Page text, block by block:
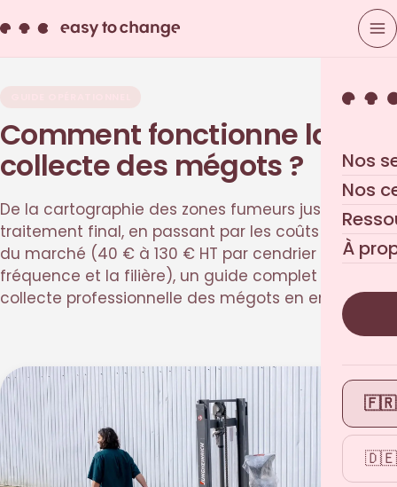
Nos
Nos
À
🇫🇷
🇩🇪
Comment fonctionne la
collecte des mégots ?
De la cartographie des zones fumeurs jusqu'au
traitement final, en passant par les coûts moyens
du marché (40 € à 130 € HT par cendrier selon la
fréquence et la filière), un guide complet sur la
collecte professionnelle des mégots en entreprise.